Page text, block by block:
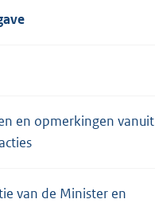
en opmerkingen vanuit
van de Minister en